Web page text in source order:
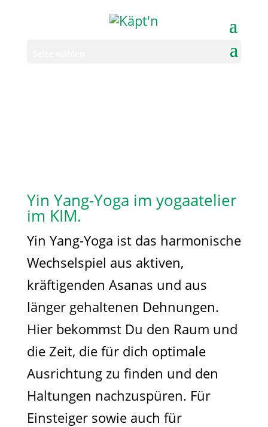
Yin Yang-Yoga im yogaatelier
im KIM.
Yin Yang-Yoga ist das harmonische
Wechselspiel aus aktiven,
kräftigenden Asanas und aus
länger gehaltenen Dehnungen.
Hier bekommst Du den Raum und
die Zeit, die für dich optimale
Ausrichtung zu finden und den
Haltungen nachzuspüren. Für
Einsteiger sowie auch für